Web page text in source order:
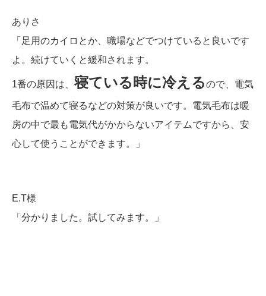
ありさ
「足用のカイロとか、職場などでつけていると良いです
よ。続けていくと緩和されます。
1番の原因は、寝ている時に冷えるので、電気
毛布で温めて寝るなどの対策が良いです。電気毛布は暖
房の中で最も電気代がかからないアイテムですから、安
心して使うことができます。」
E.T様
「分かりました。試してみます。」